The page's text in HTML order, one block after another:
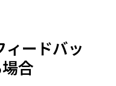
ィードバッ
合